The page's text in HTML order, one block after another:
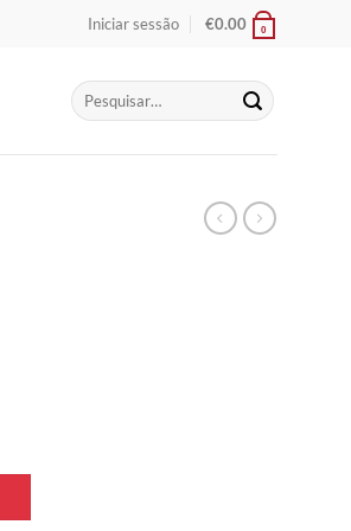
Iniciar sessão €0.00 0
Pesquisar
por: